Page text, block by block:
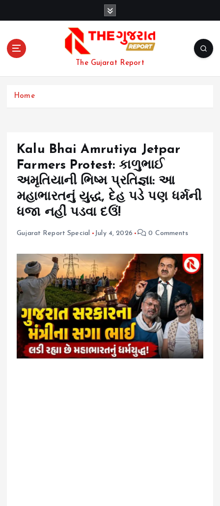
The Gujarat Report
Home
Kalu Bhai Amrutiya Jetpar
Farmers Protest: કાળુભાઈ
અમૃતિયાની ભિષ્મ પ્રતિજ્ઞા: આ
મહાભારતનું યુદ્ધ, દેહ પડે પણ ધર્મની
ધજા નહીં પડવા દઉં!
Gujarat Report Special July 4, 2026 0 Comments